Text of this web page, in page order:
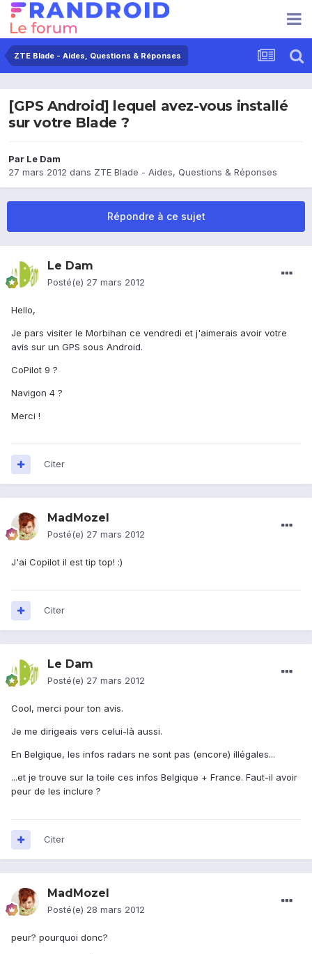
ZTE Blade - Aides, Questions & Réponses
[GPS Android] lequel avez-vous installé
sur votre Blade ?
Par Le Dam
27 mars 2012 dans ZTE Blade - Aides, Questions & Réponses
Répondre à ce sujet
Le Dam
Posté(e) 27 mars 2012
Hello,
Je pars visiter le Morbihan ce vendredi et j'aimerais avoir votre
avis sur un GPS sous Android.
CoPilot 9 ?
Navigon 4 ?
Merci !
Citer
MadMozel
Posté(e) 27 mars 2012
J'ai Copilot il est tip top! :)
Citer
Le Dam
Posté(e) 27 mars 2012
Cool, merci pour ton avis.
Je me dirigeais vers celui-là aussi.
En Belgique, les infos radars ne sont pas (encore) illégales...
...et je trouve sur la toile ces infos Belgique + France. Faut-il avoir
peur de les inclure ?
Citer
MadMozel
Posté(e) 28 mars 2012
peur? pourquoi donc?